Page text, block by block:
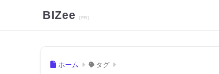
BIZee
ホーム タグ